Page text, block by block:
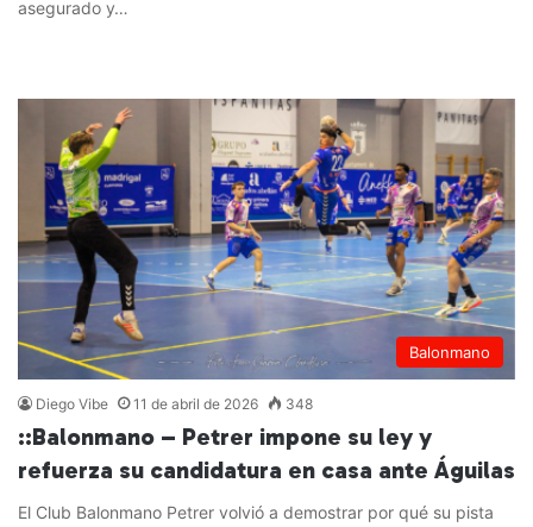
asegurado y…
Balonmano
Diego Vibe 11 de abril de 2026 348
::Balonmano – Petrer impone su ley y
refuerza su candidatura en casa ante Águilas
El Club Balonmano Petrer volvió a demostrar por qué su pista